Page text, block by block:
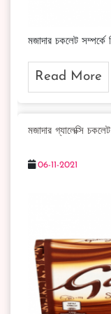
মজাদার চকলেট
Read More
মজাদার গ্যালেক্সি চকলেট
06-11-2021